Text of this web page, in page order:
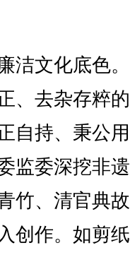
文化底色
、去杂存粹
自持、秉公
监委深挖非
竹、清官典
创作。如剪